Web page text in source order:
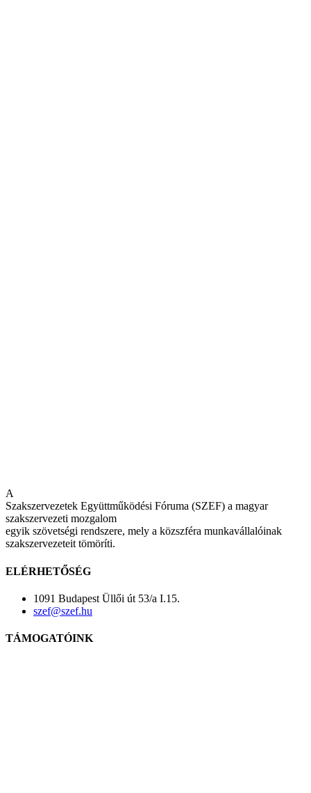
A
Szakszervezetek Együttműködési Fóruma (SZEF) a magyar
szakszervezeti mozgalom
egyik szövetségi rendszere, mely a közszféra munkavállalóinak
szakszervezeteit tömöríti.
ELÉRHETŐSÉG
1091 Budapest Üllői út 53/a I.15.
szef@szef.hu
TÁMOGATÓINK